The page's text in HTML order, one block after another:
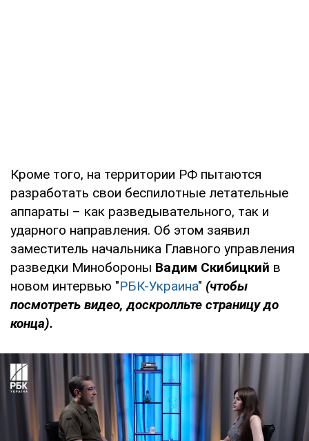
Кроме того, на территории РФ пытаются
разработать свои беспилотные летательные
аппараты – как разведывательного, так и
ударного направления. Об этом заявил
заместитель начальника Главного управления
разведки Минобороны Вадим Скибицкий в
новом интервью "РБК-Украина" (чтобы
посмотреть видео, доскролльте страницу до
конца).